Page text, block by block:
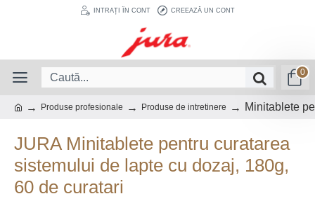
INTRAȚI ÎN CONT CREEAZĂ UN CONT
0
Produse profesionale Produse de intretinere Minitablete
JURA Minitablete pentru curatarea
sistemului de lapte cu dozaj, 180g,
60 de curatari